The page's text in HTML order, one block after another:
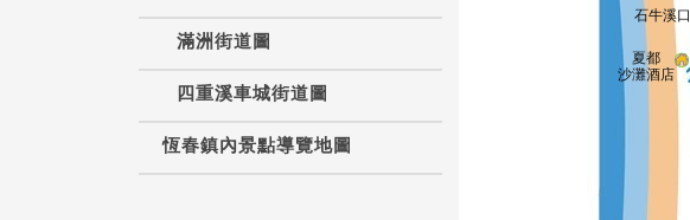
滿洲街道圖
四重溪車城街道圖
恆春鎮內景點導覽地圖
石牛溪口
夏都
沙灘酒店